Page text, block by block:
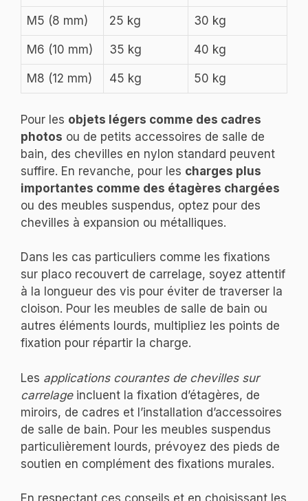
M5 (8 mm) 25 kg 30 kg
M6 (10 mm) 35 kg 40 kg
M8 (12 mm) 45 kg 50 kg
Pour les objets légers comme des cadres
photos ou de petits accessoires de salle de
bain, des chevilles en nylon standard peuvent
suffire. En revanche, pour les charges plus
importantes comme des étagères chargées
ou des meubles suspendus, optez pour des
chevilles à expansion ou métalliques.
Dans les cas particuliers comme les fixations
sur placo recouvert de carrelage, soyez attentif
à la longueur des vis pour éviter de traverser la
cloison. Pour les meubles de salle de bain ou
autres éléments lourds, multipliez les points de
fixation pour répartir la charge.
Les applications courantes de chevilles sur
carrelageincluent la fixation d’étagères, de
miroirs, de cadres et l’installation d’accessoires
de salle de bain. Pour les meubles suspendus
particulièrement lourds, prévoyez des pieds de
soutien en complément des fixations murales.